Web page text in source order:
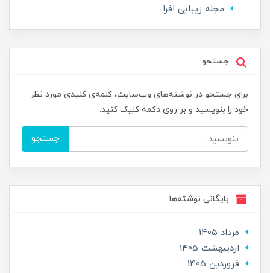
مجله زیبایی افرا
جستجو
برای جستجو در نوشته‌های وب‌سایت، کلمه‌ی کلیدی مورد نظر
خود را بنویسید و بر روی دکمه کلیک کنید.
جستجو
بایگانی نوشته‌ها
مرداد 1405
ارديبهشت 1405
فروردین 1405